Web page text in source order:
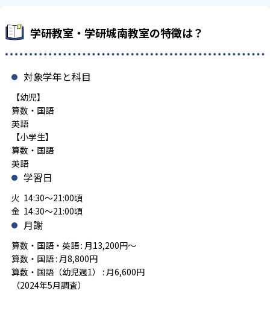
学研教室・学研城南教室の特徴は？
対象学年と科目
【幼児】
算数・国語
英語
【小学生】
算数・国語
英語
学習日
火 14:30～21:00頃
金 14:30～21:00頃
月謝
算数・国語・英語 : 月13,200円～
算数・国語 : 月8,800円
算数・国語（幼児週1） : 月6,600円
（2024年5月調査）